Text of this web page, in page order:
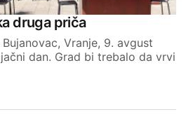
druga priča
Bujanovac, Vranje, 9. avgust
dan. Grad bi trebalo da vrvi